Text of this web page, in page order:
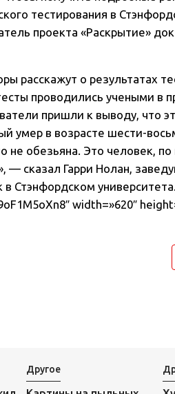
тестирования в
проекта «Раскрытие»
расcкажут о результатах
проводились учеными в
пришли к выводу, что
умер в возрасте шести-
не обезьяна. Это человек,
— сказал Гарри Нолан,
Стэнфордском
width=»620″
Другое